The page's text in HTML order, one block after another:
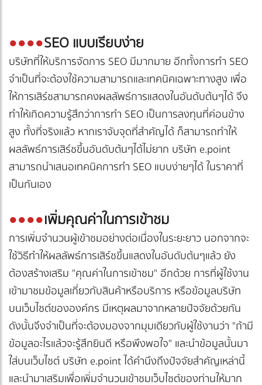
●●●●SEO แบบเรียบง่าย
บริษัทที่ให้บริการจัดการ SEO มีมากมาย อีกทั้งการทำ SEO
จำเป็นที่จะต้องใช้ความสามารถและเทคนิคเฉพาะทางสูง เพื่อ
ให้การเสิร์ชสามารถคงผลลัพธ์การแสดงในอันดับต้นๆได้ จึง
ทำให้เกิดความรู้สึกว่าการทำ SEO เป็นการลงทุนที่ค่อนข้าง
สูง ทั้งที่จริงแล้ว หากเราจับจุดที่สำคัญได้ ก็สามารถทำให้
ผลลัพธ์การเสิร์ชขึ้นอันดับต้นๆได้ไม่ยาก บริษัท e.point
สามารถนำเสนอเทคนิคการทำ SEO แบบง่ายๆได้ ในราคาที่
เป็นกันเอง
●●●●เพิ่มคุณค่าในการเข้าชม
การเพิ่มจำนวนผู้เข้าชมอย่างต่อเนื่องในระยะยาว นอกจากจะ
ใช้วิธีทำให้ผลลัพธ์การเสิร์ชขึ้นแสดงในอันดับต้นๆแล้ว ยัง
ต้องสร้างเสริม "คุณค่าในการเข้าชม" อีกด้วย การที่ผู้ใช้งาน
เข้ามาชมข้อมูลเกี่ยวกับสินค้าหรือบริการ หรือข้อมูลบริษัท
บนเว็บไซต์ขององค์กร มีเหตุผลมาจากหลายปัจจัยด้วยกัน
ดังนั้นจึงจำเป็นที่จะต้องมองจากมุมเดียวกับผู้ใช้งานว่า "ถ้ามี
ข้อมูลอะไรแล้วจะรู้สึกยินดี หรือพึงพอใจ" และนำข้อมูลนั้นมา
ใส่บนเว็บไซต์ บริษัท e.point ได้คำนึงถึงปัจจัยสำคัญเหล่านี้
และนำมาเสริมเพื่อเพิ่มจำนวนเข้าชมเว็บไซต์ของท่านให้มาก